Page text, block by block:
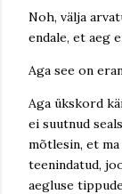
Noh, välja
endale, et aeg
Aga see on
Aga ükskord
ei suutnud
mõtlesin, et
teenindatud,
aegluse